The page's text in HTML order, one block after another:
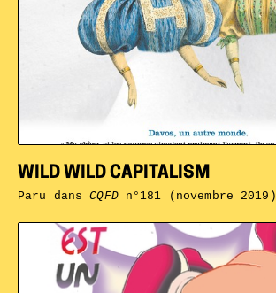
WILD WILD CAPITALISM
Paru dansCQFDn°181 (novembre 2019)